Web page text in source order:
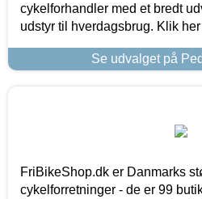
cykelforhandler med et bredt
udstyr til hverdagsbrug. Klik
Se udvalget på
FriBikeShop.dk er Danmarks
cykelforretninger - de er 99